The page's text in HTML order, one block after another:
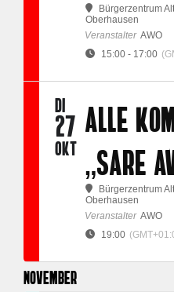
Bürgerzentrum
Oberhausen
Veranstalter AWO
15:00 - 17:00
DI
27
OKT
ALLE
„SARE
Bürgerzentrum
Oberhausen
Veranstalter AWO
19:00
NOVEMBER